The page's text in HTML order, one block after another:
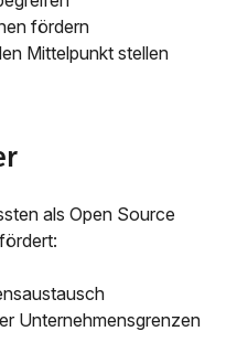
fördern
Mittelpunkt stellen
als Open Source
Unternehmensgrenzen